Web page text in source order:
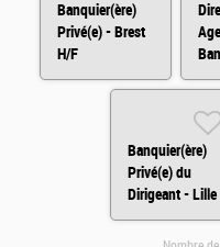
Banquier(ère)
Privé(e) - Brest
H/F
Banquier(ère)
Privé(e) du
Dirigeant - Lille
H/F